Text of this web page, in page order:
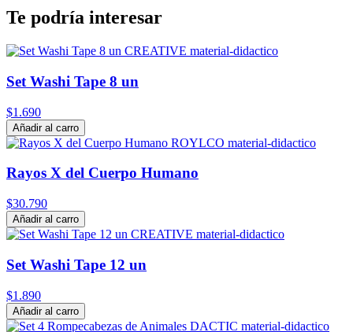
Te podría interesar
Set Washi Tape 8 un
$1.690
Añadir al carro
Rayos X del Cuerpo Humano
$30.790
Añadir al carro
Set Washi Tape 12 un
$1.890
Añadir al carro